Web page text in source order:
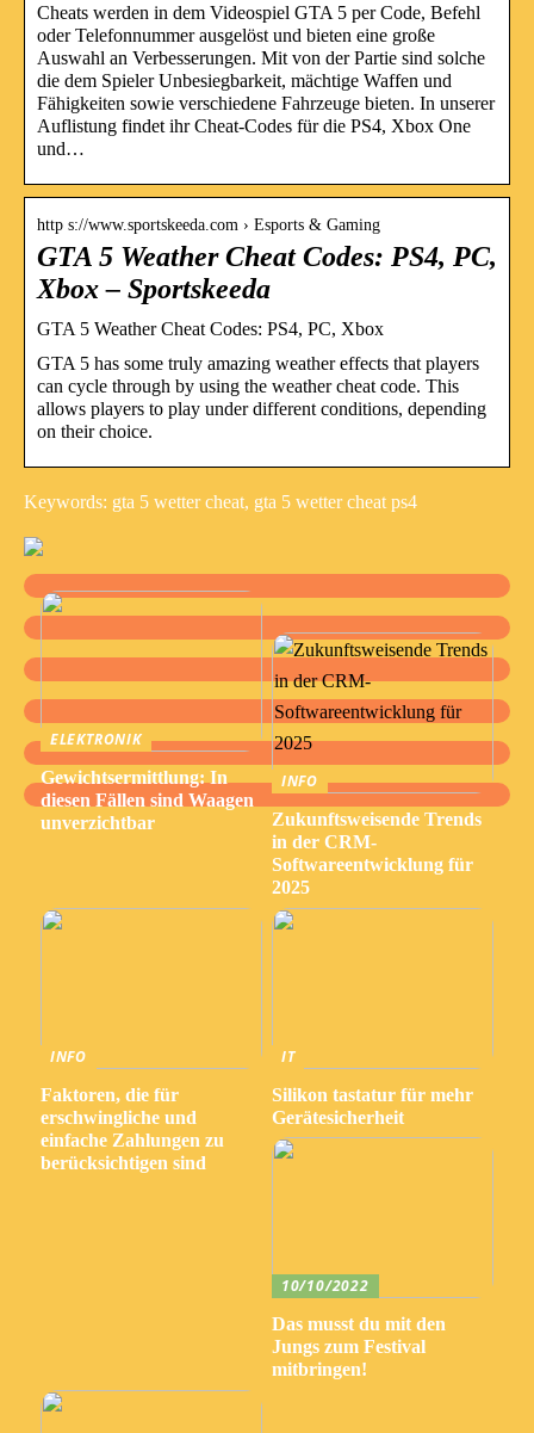
Cheats werden in dem Videospiel GTA 5 per Code, Befehl
oder Telefonnummer ausgelöst und bieten eine große
Auswahl an Verbesserungen. Mit von der Partie sind solche
die dem Spieler Unbesiegbarkeit, mächtige Waffen und
Fähigkeiten sowie verschiedene Fahrzeuge bieten. In unserer
Auflistung findet ihr Cheat-Codes für die PS4, Xbox One
und…
http s://www.sportskeeda.com › Esports & Gaming
GTA 5 Weather Cheat Codes: PS4, PC,
Xbox – Sportskeeda
GTA 5 Weather Cheat Codes: PS4, PC, Xbox
GTA 5 has some truly amazing weather effects that players
can cycle through by using the weather cheat code. This
allows players to play under different conditions, depending
on their choice.
Keywords: gta 5 wetter cheat, gta 5 wetter cheat ps4
ELEKTRONIK
Gewichtsermittlung: In
diesen Fällen sind Waagen
unverzichtbar
INFO
Zukunftsweisende Trends
in der CRM-
Softwareentwicklung für
2025
INFO
Faktoren, die für
erschwingliche und
einfache Zahlungen zu
berücksichtigen sind
IT
Silikon tastatur für mehr
Gerätesicherheit
10/10/2022
Das musst du mit den
Jungs zum Festival
mitbringen!